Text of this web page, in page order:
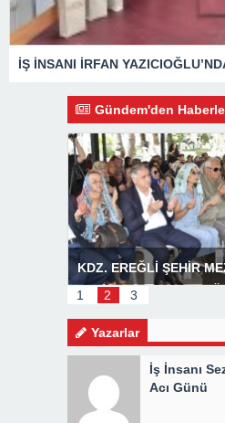
Gündem'den
Başkan Posbıyık’tan
1
2 3
Yazarlar
İş İnsanı
Acı Günü